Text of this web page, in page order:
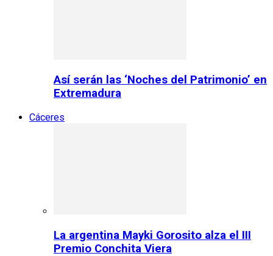
Así serán las ‘Noches del Patrimonio’ en
Extremadura
Cáceres
La argentina Mayki Gorosito alza el III
Premio Conchita Viera